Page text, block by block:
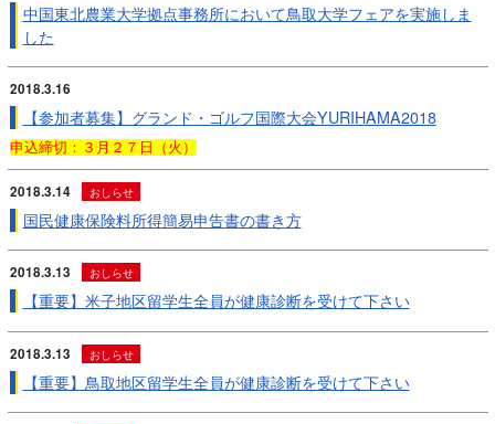
中国東北農業大学拠点事務所において鳥取大学フェアを実施しま
した
2018.3.16
【参加者募集】グランド・ゴルフ国際大会YURIHAMA2018
申込締切：３月２７日（火）
2018.3.14 おしらせ
国民健康保険料所得簡易申告書の書き方
2018.3.13 おしらせ
【重要】米子地区留学生全員が健康診断を受けて下さい
2018.3.13 おしらせ
【重要】鳥取地区留学生全員が健康診断を受けて下さい